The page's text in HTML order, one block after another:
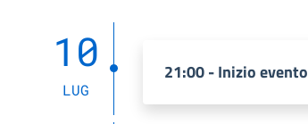
10
LUG
21:00 - Inizio evento